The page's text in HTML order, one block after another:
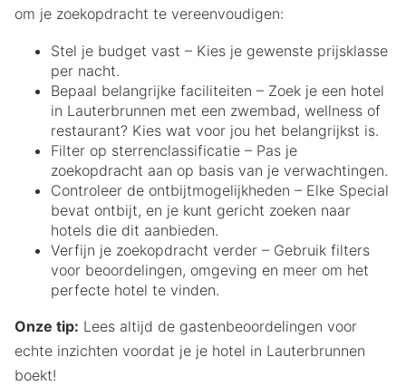
om je zoekopdracht te vereenvoudigen:
Stel je budget vast – Kies je gewenste prijsklasse
per nacht.
Bepaal belangrijke faciliteiten – Zoek je een hotel
in Lauterbrunnen met een zwembad, wellness of
restaurant? Kies wat voor jou het belangrijkst is.
Filter op sterrenclassificatie – Pas je
zoekopdracht aan op basis van je verwachtingen.
Controleer de ontbijtmogelijkheden – Elke Special
bevat ontbijt, en je kunt gericht zoeken naar
hotels die dit aanbieden.
Verfijn je zoekopdracht verder – Gebruik filters
voor beoordelingen, omgeving en meer om het
perfecte hotel te vinden.
Onze tip: Lees altijd de gastenbeoordelingen voor
echte inzichten voordat je je hotel in Lauterbrunnen
boekt!